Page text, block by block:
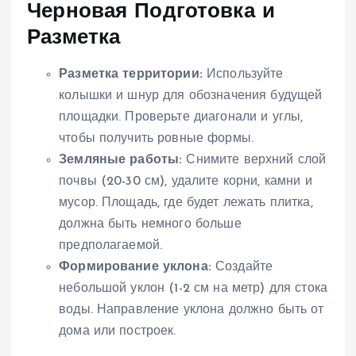
Черновая Подготовка и
Разметка
Разметка территории: Используйте
колышки и шнур для обозначения будущей
площадки. Проверьте диагонали и углы,
чтобы получить ровные формы.
Земляные работы: Снимите верхний слой
почвы (20-30 см), удалите корни, камни и
мусор. Площадь, где будет лежать плитка,
должна быть немного больше
предполагаемой.
Формирование уклона: Создайте
небольшой уклон (1-2 см на метр) для стока
воды. Направление уклона должно быть от
дома или построек.